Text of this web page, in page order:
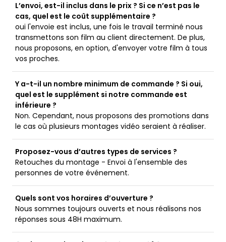
L’envoi, est-il inclus dans le prix ? Si ce n’est pas le
cas, quel est le coût supplémentaire ?
oui l'envoie est inclus, une fois le travail terminé nous
transmettons son film au client directement. De plus,
nous proposons, en option, d'envoyer votre film à tous
vos proches.
Y a-t-il un nombre minimum de commande ? Si oui,
quel est le supplément si notre commande est
inférieure ?
Non. Cependant, nous proposons des promotions dans
le cas où plusieurs montages vidéo seraient à réaliser.
Proposez-vous d’autres types de services ?
Retouches du montage - Envoi à l'ensemble des
personnes de votre événement.
Quels sont vos horaires d’ouverture ?
Nous sommes toujours ouverts et nous réalisons nos
réponses sous 48H maximum.